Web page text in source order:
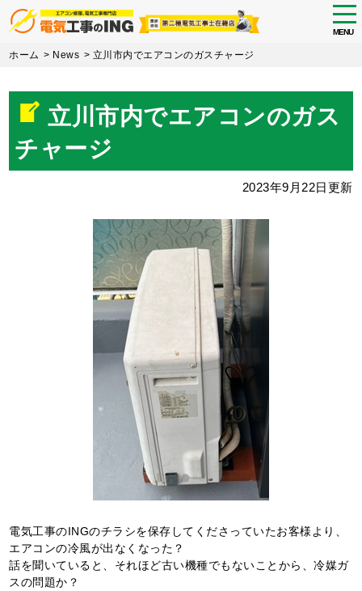
Skip
content
MENU
ホーム > News > 立川市内でエアコンのガスチャージ
立川市内でエアコンのガス
チャージ
2023年9月22日更新
電気工事のINGのチラシを保存してくださっていたお客様より、
エアコンの冷風が出なくなった？
話を聞いていると、それほど古い機種でもないことから、冷媒ガ
スの問題か？